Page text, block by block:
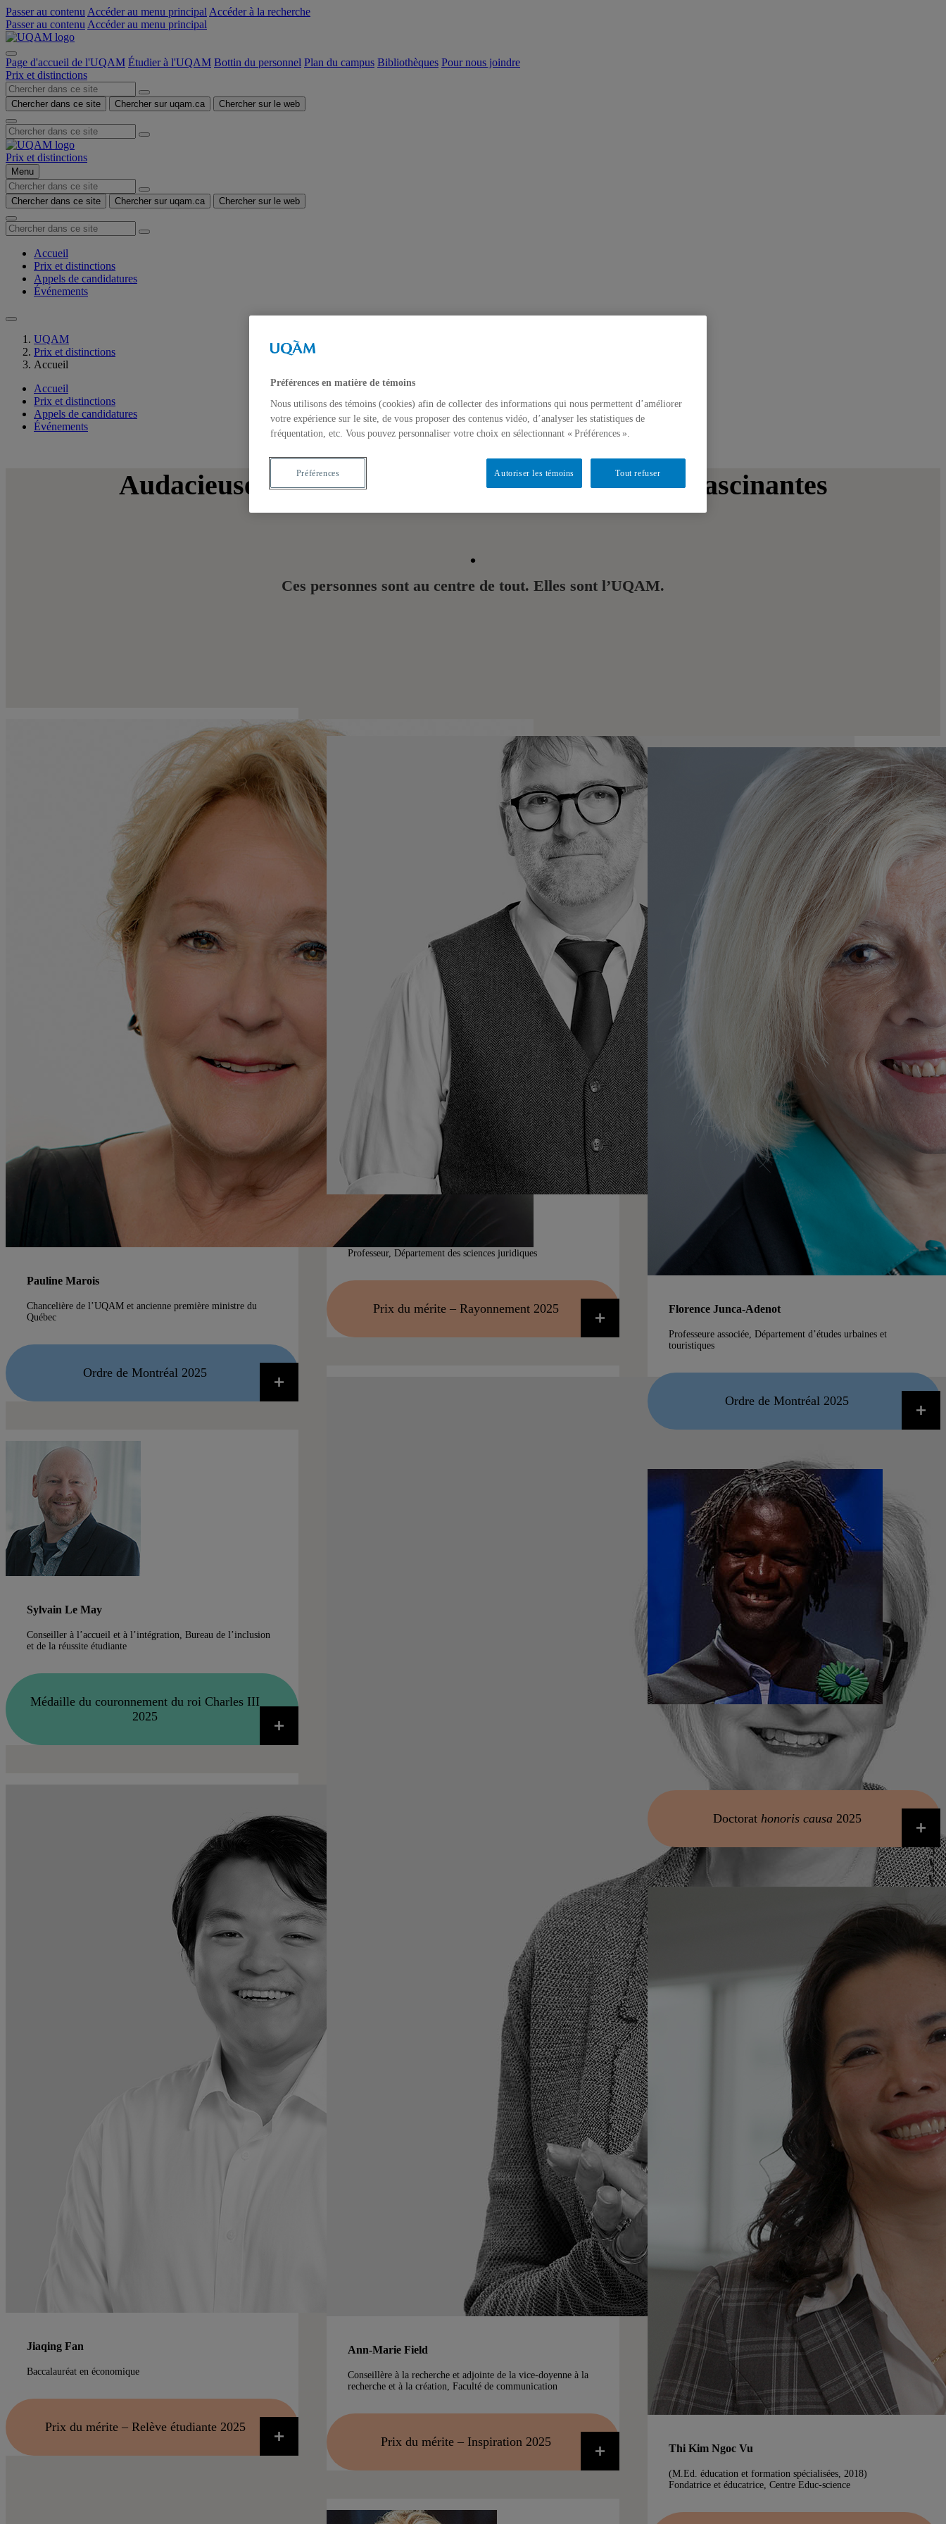
Passer au contenu Accéder au menu principal Accéder à la recherche
Passer au contenu Accéder au menu principal
Page d'accueil de l'UQAM Étudier à l'UQAM Bottin du personnel Plan du campus Bibliothèques Pour nous joindre
Prix et distinctions
Chercher dans ce site Chercher sur uqam.ca Chercher sur le web
Prix et distinctions
Menu
Chercher dans ce site Chercher sur uqam.ca Chercher sur le web
Accueil
Prix et distinctions
Appels de candidatures
Événements
UQAM
Prix et distinctions
Accueil
Accueil
Prix et distinctions
Appels de candidatures
Événements
Audacieuses, engagées, curieuses, frondeuses et fascinantes
.
Ces personnes sont au centre de tout. Elles sont l’UQAM.
Pauline Marois
Chancelière de l’UQAM et ancienne première ministre du
Québec
Ordre de Montréal 2025
Sylvain Le May
Conseiller à l’accueil et à l’intégration, Bureau de l’inclusion
et de la réussite étudiante
Médaille du couronnement du roi Charles III
2025
Jiaqing Fan
Baccalauréat en économique
Prix du mérite – Relève étudiante 2025
Bernard Duhaime
Professeur, Département des sciences juridiques
Prix du mérite – Rayonnement 2025
Ann-Marie Field
Conseillère à la recherche et adjointe de la vice-doyenne à la
recherche et à la création, Faculté de communication
Prix du mérite – Inspiration 2025
Florence Junca-Adenot
Professeure associée, Département d’études urbaines et
touristiques
Ordre de Montréal 2025
Boucar Diouf
Biologiste, humoriste, auteur et communicateur scientifique
Doctorat honoris causa2025
Thi Kim Ngoc Vu
(M.Ed. éducation et formation spécialisées, 2018)
Fondatrice et éducatrice, Centre Educ-science
Préférences en matière de témoins
Nous utilisons des témoins (cookies) afin de collecter des informations qui nous permettent d’améliorer
votre expérience sur le site, de vous proposer des contenus vidéo, d’analyser les statistiques de
fréquentation, etc. Vous pouvez personnaliser votre choix en sélectionnant « Préférences ».
Tout refuser
Autoriser les témoins
Préférences